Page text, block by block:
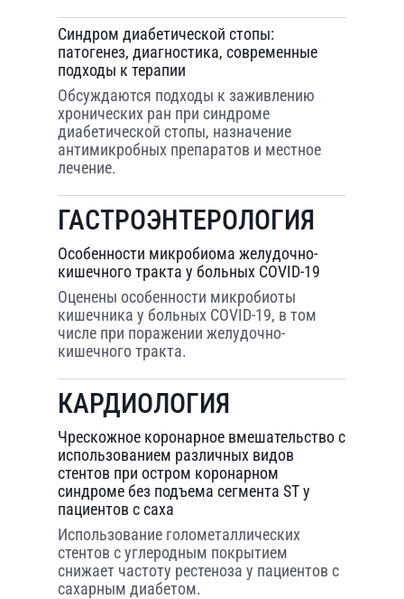
Синдром диабетической стопы:
патогенез, диагностика, современные
подходы к терапии
Обсуждаются подходы к заживлению
хронических ран при синдроме
диабетической стопы, назначение
антимикробных препаратов и местное
лечение.
ГАСТРОЭНТЕРОЛОГИЯ
Особенности микробиома желудочно-
кишечного тракта у больных COVID-19
Оценены особенности микробиоты
кишечника у больных COVID-19, в том
числе при поражении желудочно-
кишечного тракта.
КАРДИОЛОГИЯ
Чрескожное коронарное вмешательство с
использованием различных видов
стентов при остром коронарном
синдроме без подъема сегмента ST у
пациентов с саха
Использование голометаллических
стентов с углеродным покрытием
снижает частоту рестеноза у пациентов с
сахарным диабетом.